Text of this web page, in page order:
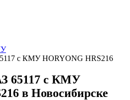
с КМУ HORYONG HRS216
65117 с КМУ
в Новосибирске